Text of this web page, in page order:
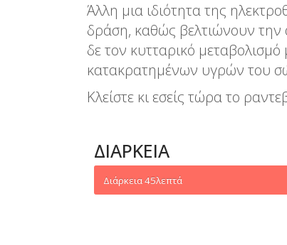
Άλλη μια ιδιότητα της
δράση, καθώς βελτιώνουν την
δε τον κυτταρικό
κατακρατημένων υγρών του
Κλείστε κι εσείς τώρα το
ΔΙΆΡΚΕΙΑ
Διάρκεια45λεπτά